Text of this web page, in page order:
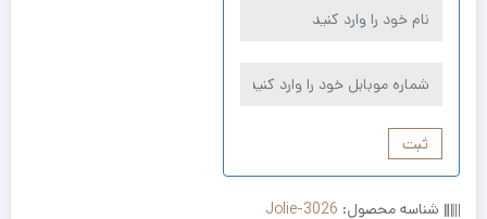
ثبت
شناسه محصول: Jolie-3026